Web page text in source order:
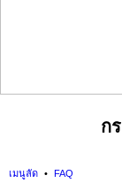
ก
เมนูลัด FAQ